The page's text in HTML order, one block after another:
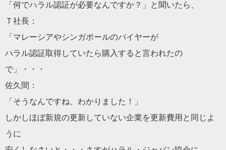
「何でハラル認証が必要なんですか？」と聞いたら、
Ｔ社長：
「マレーシアやシンガポールのバイヤーが
ハラル認証取得していたら購入すると言われたの
で」・・・
佐久間：
「そうなんですね、わかりました！」
しかしほぼ新規の更新していない企業を更新費用と同じよ
うに